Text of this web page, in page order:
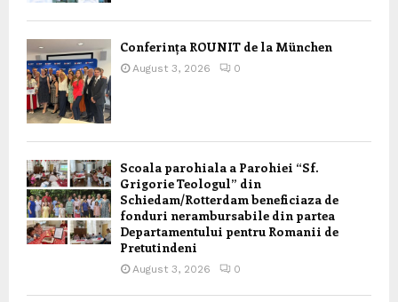
Conferința ROUNIT de la München
August 3, 2026 0
Scoala parohiala a Parohiei “Sf.
Grigorie Teologul” din
Schiedam/Rotterdam beneficiaza de
fonduri nerambursabile din partea
Departamentului pentru Romanii de
Pretutindeni
August 3, 2026 0